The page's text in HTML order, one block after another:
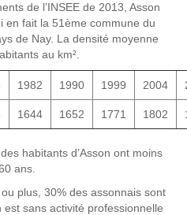
de l’INSEE de 2013, Asson
en fait la 51ème commune du
de Nay. La densité moyenne
au km².
1982 1990 1999 2004
1644 1652 1771 1802
habitants d’Asson ont moins
ans.
plus, 30% des assonnais sont
sans activité professionnelle